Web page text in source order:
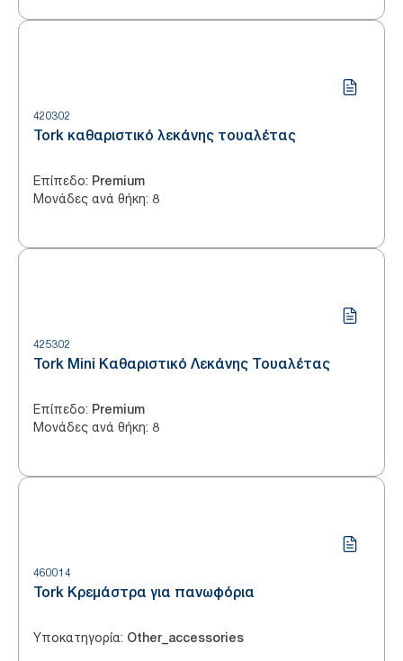
420302
Tork καθαριστικό λεκάνης τουαλέτας
Επίπεδο: Premium
Μονάδες ανά θήκη: 8
425302
Tork Mini Καθαριστικό Λεκάνης Τουαλέτας
Επίπεδο: Premium
Μονάδες ανά θήκη: 8
460014
Tork Κρεμάστρα για πανωφόρια
Υποκατηγορία: Other_accessories